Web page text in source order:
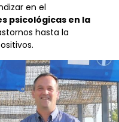
en el
psicológicas en la
hasta la